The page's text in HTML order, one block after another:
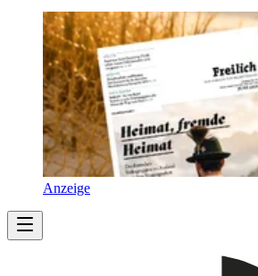
Anzeige